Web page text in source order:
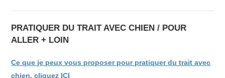
PRATIQUER DU TRAIT AVEC CHIEN / POUR
ALLER + LOIN
Ce que je peux vous proposer pour pratiquer du trait avec
chien, cliquez ICI